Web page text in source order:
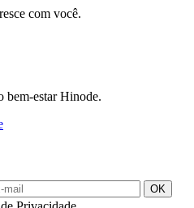
com você.
bem-estar Hinode.
OK